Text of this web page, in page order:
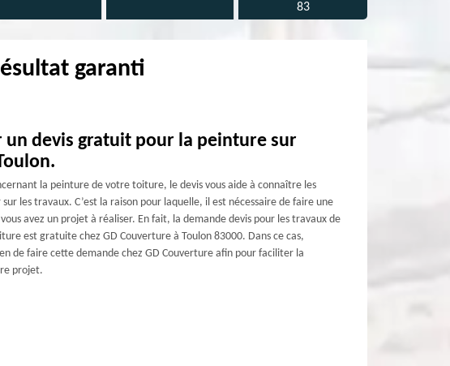
83
garanti
un devis gratuit pour la peinture sur
la peinture de votre toiture, le devis vous aide à connaître les
les travaux. C’est la raison pour laquelle, il est nécessaire de faire une
avez un projet à réaliser. En fait, la demande devis pour les travaux de
est gratuite chez GD Couverture à Toulon 83000. Dans ce cas,
de faire cette demande chez GD Couverture afin pour faciliter la
projet.